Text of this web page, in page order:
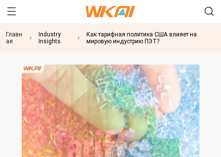
Главн
ая
Industry
Insights
Как тарифная политика США влияет на
мировую индустрию ПЭТ?